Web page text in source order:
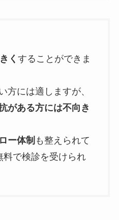
く することができま
方には適しますが、
がある方には不向き
ー体制 も整えられて
料で検診を受けられ